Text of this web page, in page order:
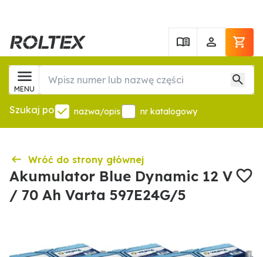
MENU
Szukaj po nazwa/opis nr katalogowy
Wróć do strony głównej
Akumulator Blue Dynamic 12 V
/ 70 Ah Varta 597E24G/5